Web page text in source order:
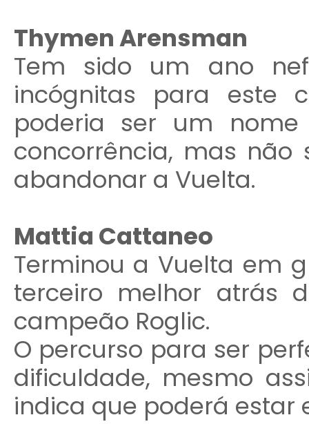
Thymen Arensman
Tem sido um ano
incógnitas para este
poderia ser um
concorrência, mas
abandonar a Vuelta.
Mattia Cattaneo
Terminou a Vuelta em
terceiro melhor atrás
campeão Roglic.
O percurso para ser
dificuldade, mesmo
indica que poderá estar